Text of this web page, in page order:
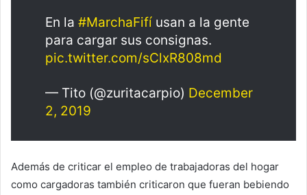
En la #MarchaFifí usan a la gente
para cargar sus consignas.
pic.twitter.com/sClxR808md
— Tito (@zuritacarpio) December
2, 2019
Además de criticar el empleo de trabajadoras del hogar
como cargadoras también criticaron que fueran bebiendo